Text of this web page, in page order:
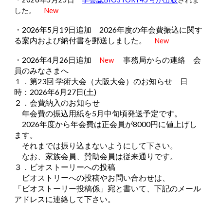
した。
New
・2026年5月19日追加 2026年度の年会費振込に関す
る案内および納付書を郵送しました。
New
・2026年4月26日追加 New
事務局からの連絡 会
員のみなさまへ
１．第23回 学術大会（大阪大会）のお知らせ 日
時：2026年6月27日(土)
２．会費納入のお知らせ
年会費の振込用紙を5月中旬頃発送予定です。
2026年度から年会費は正会員が8000円に値上げし
ます。
それまでは振り込まないようにして下さい。
なお、家族会員、賛助会員は従来通りです。
３．ビオストーリーへの投稿
ビオストリーへの投稿やお問い合わせは、
「ビオストーリー投稿係」宛と書いて、下記のメール
アドレスに連絡して下さい。